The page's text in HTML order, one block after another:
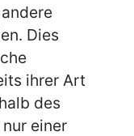
Dies
ihrer Art
des
einer